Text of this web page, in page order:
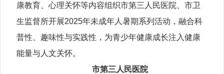
康教育、心理关怀等内容组织市第三人民医院、市卫
生监督所开展2025年未成年人暑期系列活动，融合科
普性、趣味性与实践性，为青少年健康成长注入健康
能量与人文关怀。
市第三人民医院